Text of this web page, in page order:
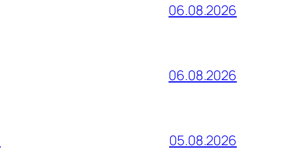
06.08.2026
06.08.2026
05.08.2026